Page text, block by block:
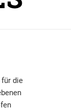
die